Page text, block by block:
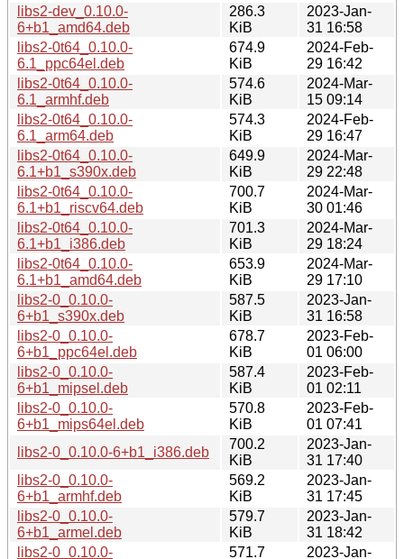
libs2-dev_0.10.0-
6+b1_amd64.deb
286.3
KiB
2023-Jan-
31 16:58
libs2-0t64_0.10.0-
6.1_ppc64el.deb
674.9
KiB
2024-Feb-
29 16:42
libs2-0t64_0.10.0-
6.1_armhf.deb
574.6
KiB
2024-Mar-
15 09:14
libs2-0t64_0.10.0-
6.1_arm64.deb
574.3
KiB
2024-Feb-
29 16:47
libs2-0t64_0.10.0-
6.1+b1_s390x.deb
649.9
KiB
2024-Mar-
29 22:48
libs2-0t64_0.10.0-
6.1+b1_riscv64.deb
700.7
KiB
2024-Mar-
30 01:46
libs2-0t64_0.10.0-
6.1+b1_i386.deb
701.3
KiB
2024-Mar-
29 18:24
libs2-0t64_0.10.0-
6.1+b1_amd64.deb
653.9
KiB
2024-Mar-
29 17:10
libs2-0_0.10.0-
6+b1_s390x.deb
587.5
KiB
2023-Jan-
31 16:58
libs2-0_0.10.0-
6+b1_ppc64el.deb
678.7
KiB
2023-Feb-
01 06:00
libs2-0_0.10.0-
6+b1_mipsel.deb
587.4
KiB
2023-Feb-
01 02:11
libs2-0_0.10.0-
6+b1_mips64el.deb
570.8
KiB
2023-Feb-
01 07:41
libs2-0_0.10.0-6+b1_i386.deb
700.2
KiB
2023-Jan-
31 17:40
libs2-0_0.10.0-
6+b1_armhf.deb
569.2
KiB
2023-Jan-
31 17:45
libs2-0_0.10.0-
6+b1_armel.deb
579.7
KiB
2023-Jan-
31 18:42
libs2-0_0.10.0-
571.7 2023-Jan-